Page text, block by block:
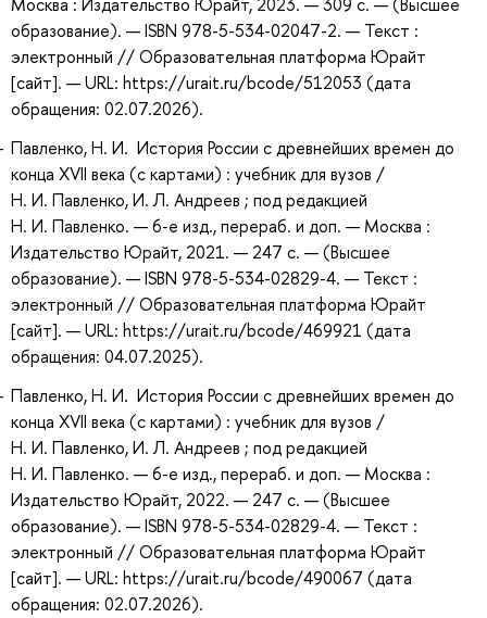
образование). — ISBN 978-5-534-02047-2. — Текст :
электронный // Образовательная платформа Юрайт
[сайт]. — URL: https://urait.ru/bcode/512053 (дата
обращения: 02.07.2026).
Павленко, Н. И. История России с древнейших времен до
конца XVII века (с картами) : учебник для вузов /
Н. И. Павленко, И. Л. Андреев ; под редакцией
Н. И. Павленко. — 6-е изд., перераб. и доп. — Москва :
Издательство Юрайт, 2021. — 247 с. — (Высшее
образование). — ISBN 978-5-534-02829-4. — Текст :
электронный // Образовательная платформа Юрайт
[сайт]. — URL: https://urait.ru/bcode/469921 (дата
обращения: 04.07.2025).
Павленко, Н. И. История России с древнейших времен до
конца XVII века (с картами) : учебник для вузов /
Н. И. Павленко, И. Л. Андреев ; под редакцией
Н. И. Павленко. — 6-е изд., перераб. и доп. — Москва :
Издательство Юрайт, 2022. — 247 с. — (Высшее
образование). — ISBN 978-5-534-02829-4. — Текст :
электронный // Образовательная платформа Юрайт
[сайт]. — URL: https://urait.ru/bcode/490067 (дата
обращения: 02.07.2026).